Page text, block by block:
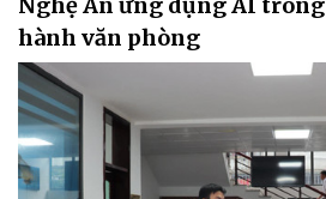
Nghệ An ứng dụng AI
hành văn phòng